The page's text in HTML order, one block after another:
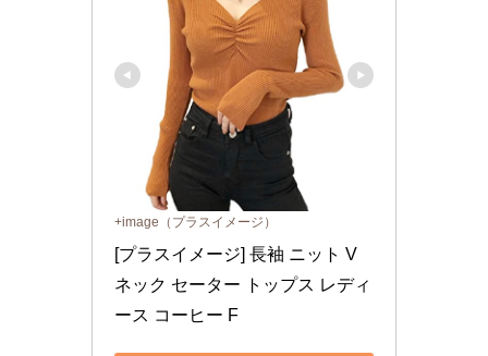
+image（プラスイメージ）
[プラスイメージ] 長袖 ニット V
ネック セーター トップス レディ
ース コーヒー F